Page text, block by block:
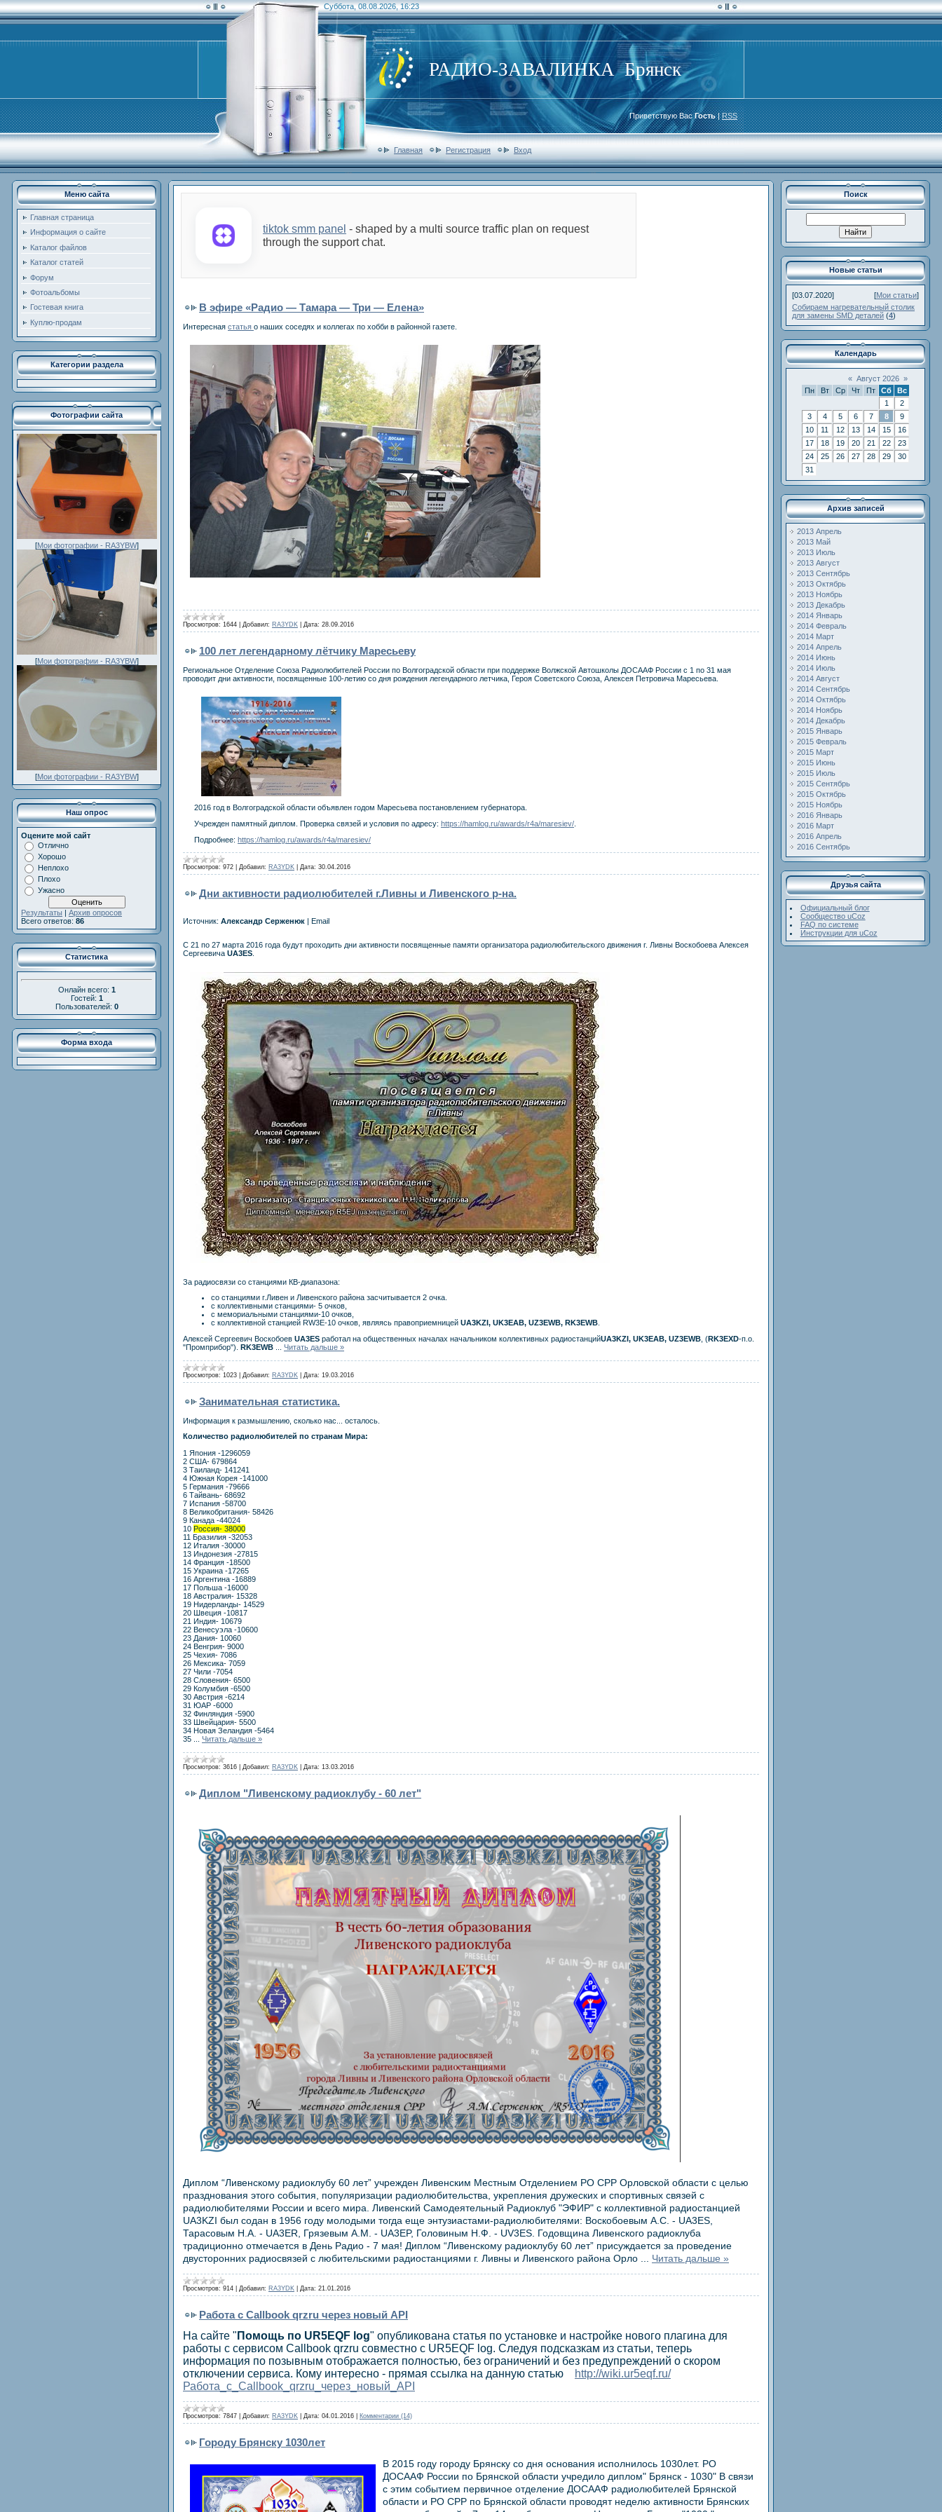
Суббота, 08.08.2026, 16:23
РАДИО-ЗАВАЛИНКА Брянск
Приветствую Вас Гость|RSS
Главная Регистрация Вход
Меню сайта
Главная страница
Информация о сайте
Каталог файлов
Каталог статей
Форум
Фотоальбомы
Гостевая книга
Куплю-продам
Категории раздела
Фотографии сайта
[Мои фотографии - RA3YBW]
[Мои фотографии - RA3YBW]
[Мои фотографии - RA3YBW]
Наш опрос
Оцените мой сайт
Отлично
Хорошо
Неплохо
Плохо
Ужасно
Результаты | Архив опросов
Всего ответов: 86
Статистика
Онлайн всего: 1
Гостей: 1
Пользователей: 0
Форма входа
tiktok smm panel - shaped by a multi source traffic plan on request
through the support chat.
В эфире «Радио — Тамара — Три — Елена»
Интересная статья о наших соседях и коллегах по хобби в районной газете.
Просмотров: 1644 Добавил: RA3YDK Дата: 28.09.2016
100 лет легендарному лётчику Маресьеву
Региональное Отделение Союза Радиолюбителей России по Волгоградской области при поддержке Волжской Автошколы ДОСААФ России с 1 по 31 мая
проводит дни активности, посвященные 100-летию со дня рождения легендарного летчика, Героя Советского Союза, Алексея Петровича Маресьева.
2016 год в Волгоградской области объявлен годом Маресьева постановлением губернатора.
Учрежден памятный диплом. Проверка связей и условия по адресу: https://hamlog.ru/awards/r4a/maresiev/
Подробнее: https://hamlog.ru/awards/r4a/maresiev/
Просмотров: 972 Добавил: RA3YDK Дата: 30.04.2016
Дни активности радиолюбителей г.Ливны и Ливенского р-на.
Источник: Александр Серженюк | Email
C 21 по 27 марта 2016 года будут проходить дни активности посвященные памяти организатора радиолюбительского движения г. Ливны Воскобоева Алексея
Сергеевича UA3ES
За радиосвязи со станциями КВ-диапазона:
со станциями г.Ливен и Ливенского района засчитывается 2 очка.
с коллективными станциями- 5 очков,
с мемориальными станциями-10 очков,
с коллективной станцией RW3E-10 очков, являясь правоприемницей UA3KZI, UK3EAB, UZ3EWB, RK3EWB
Алексей Сергеевич Воскобоев UA3ES работал на общественных началах начальником коллективных радиостанцийUA3KZI, UK3EAB, UZ3EWB , (RK3EXD-п.о.
"Промприбор"). RK3EWB Читать дальше »
Просмотров: 1023 Добавил: RA3YDK Дата: 19.03.2016
Занимательная статистика.
Информация к размышлению, сколько нас... осталось.
Количество радиолюбителей по странам Мира:
1 Япония -1296059
2 США- 679864
3 Таиланд- 141241
4 Южная Корея -141000
5 Германия -79666
6 Тайвань- 68692
7 Испания -58700
8 Великобритания- 58426
9 Канада -44024
10 Россия- 38000
11 Бразилия -32053
12 Италия -30000
13 Индонезия -27815
14 Франция -18500
15 Украина -17265
16 Аргентина -16889
17 Польша -16000
18 Австралия- 15328
19 Нидерланды- 14529
20 Швеция -10817
21 Индия- 10679
22 Венесуэла -10600
23 Дания- 10060
24 Венгрия- 9000
25 Чехия- 7086
26 Мексика- 7059
27 Чили -7054
28 Словения- 6500
29 Колумбия -6500
30 Австрия -6214
31 ЮАР -6000
32 Финляндия -5900
33 Швейцария- 5500
34 Новая Зеландия -5464
35
Читать дальше »
Просмотров: 3616 Добавил: RA3YDK Дата: 13.03.2016
Диплом "Ливенскому радиоклубу - 60 лет"
Диплом “Ливенскому радиоклубу 60 лет” учрежден Ливенским Местным Отделением РО СРР Орловской области с целью
празднования этого события, популяризации радиолюбительства, укрепления дружеских и спортивных связей с
радиолюбителями России и всего мира. Ливенский Самодеятельный Радиоклуб "ЭФИР" с коллективной радиостанцией
UA3KZI был содан в 1956 году молодыми тогда еще энтузиастами-радиолюбителями: Воскобоевым А.С. - UA3ES,
Тарасовым Н.А. - UA3ER, Грязевым А.М. - UA3EP, Головиным Н.Ф. - UV3ES. Годовщина Ливенского радиоклуба
традиционно отмечается в День Радио - 7 мая! Диплом “Ливенскому радиоклубу 60 лет” присуждается за проведение
двусторонних радиосвязей с любительскими радиостанциями г. Ливны и Ливенского района Орло ... Читать дальше »
Просмотров: 914 Добавил: RA3YDK Дата: 21.01.2016
Работа с Callbook qrzru через новый API
На сайте " Помощь по UR5EQF log" опубликована статья по установке и настройке нового плагина для
работы с сервисом Callbook qrzru совместно с UR5EQF log. Следуя подсказкам из статьи, теперь
информация по позывным отображается полностью, без ограничений и без предупреждений о скором
отключении сервиса. Кому интересно - прямая ссылка на данную статью
http://wiki.ur5eqf.ru/
Работа_с_Callbook_qrzru_через_новый_API
Просмотров: 7847 Добавил: RA3YDK Дата: 04.01.2016 Комментарии (14)
Городу Брянску 1030лет
В 2015 году городу Брянску со дня основания исполнилось 1030лет. РО
ДОСААФ России по Брянской области учредило диплом" Брянск - 1030" В связи
с этим событием первичное отделение ДОСААФ радиолюбителей Брянской
области и РО СРР по Брянской области проводят неделю активности Брянских
Поиск
Новые статьи
[03.07.2020] [Мои статьи]
Собираем нагревательный столик
для замены SMD деталей (4)
Календарь
« Август 2026 »
Пн
Вт Ср Чт Пт Сб
Вс
1
2
3
4 5 6 7 8
9
10
11 12 13 14 15
16
17
18 19 20 21 22
23
24
25 26 27 28 29
30
31
Архив записей
2013 Апрель
2013 Май
2013 Июль
2013 Август
2013 Сентябрь
2013 Октябрь
2013 Ноябрь
2013 Декабрь
2014 Январь
2014 Февраль
2014 Март
2014 Апрель
2014 Июнь
2014 Июль
2014 Август
2014 Сентябрь
2014 Октябрь
2014 Ноябрь
2014 Декабрь
2015 Январь
2015 Февраль
2015 Март
2015 Июнь
2015 Июль
2015 Сентябрь
2015 Октябрь
2015 Ноябрь
2016 Январь
2016 Март
2016 Апрель
2016 Сентябрь
Друзья сайта
Официальный блог
Сообщество uCoz
FAQ по системе
Инструкции для uCoz